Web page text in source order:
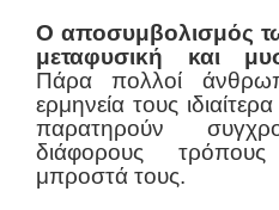
Ο αποσυμβολισμός
μεταφυσική και
Πάρα πολλοί
ερμηνεία τους
παρατηρούν
διάφορους τρόπους
μπροστά τους.